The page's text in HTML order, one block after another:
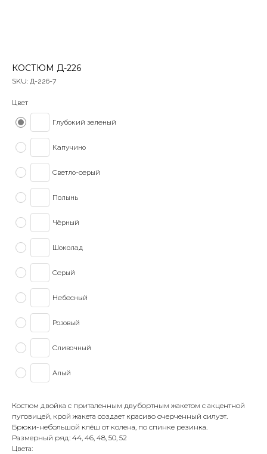
КОСТЮМ Д-226
SKU: Д-226-7
Цвет
Глубокий зеленый
Капучино
Светло-серый
Полынь
Чёрный
Шоколад
Серый
Небесный
Розовый
Сливочный
Алый
Костюм двойка с приталенным двубортным жакетом с акцентной
пуговицей, крой жакета создает красиво очерченный силуэт.
Брюки-небольшой клёш от колена, по спинке резинка.
Размерный ряд: 44, 46, 48, 50, 52
Цвета: